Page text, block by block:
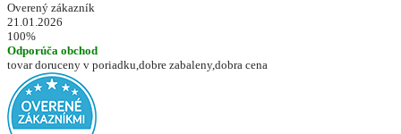
Overený zákazník
21.01.2026
100%
Odporúča obchod
tovar doruceny v poriadku,dobre zabaleny,dobra cena